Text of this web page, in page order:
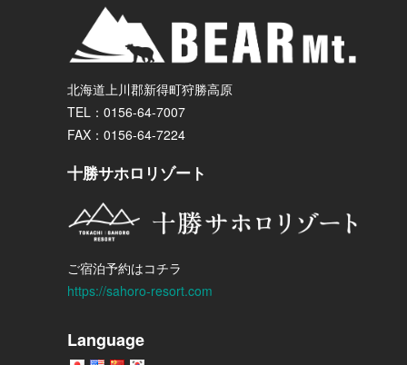
北海道上川郡新得町狩勝高原
TEL：0156-64-7007
FAX：0156-64-7224
十勝サホロリゾート
ご宿泊予約はコチラ
https://sahoro-resort.com
Language